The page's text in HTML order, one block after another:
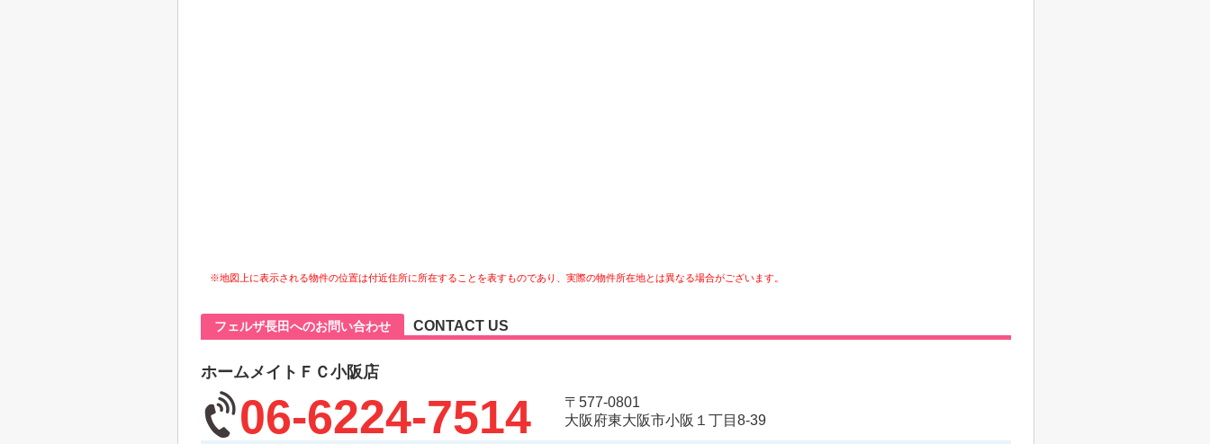
※地図上に表示される物件の位置は付近住所に所在することを表すものであり、実際の物件所在地とは異なる場合がございます。
フェルザ長田へのお問い合わせ CONTACT US
ホームメイトＦＣ小阪店
06-6224-7514
〒577-0801
大阪府東大阪市小阪１丁目8-39